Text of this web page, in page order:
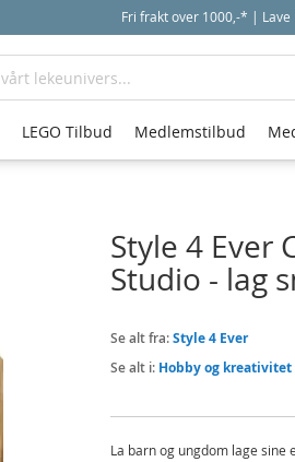
Fri frakt over 1000,-* |
Style 4 Ever
Studio - lag
Se alt fra:Style 4 Ever
Se alt i: Hobby og kreativitet
La barn og ungdom lage sine
LEGO Tilbud Medlemstilbud